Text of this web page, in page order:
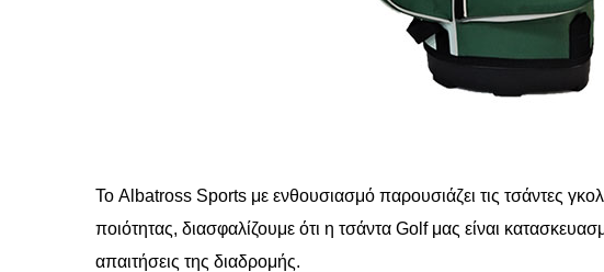
Το Albatross Sports με ενθουσιασμό παρουσιάζει τις τσάντες
ποιότητας, διασφαλίζουμε ότι η τσάντα Golf μας είναι
απαιτήσεις της διαδρομής.